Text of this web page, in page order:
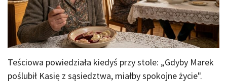
Teściowa powiedziała kiedyś przy stole: „Gdyby Marek
poślubił Kasię z sąsiedztwa, miałby spokojne życie".